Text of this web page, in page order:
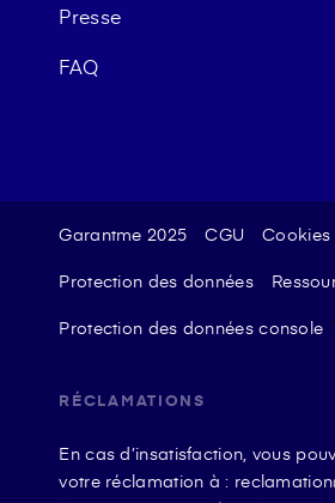
Presse
FAQ
Garantme 2025 CGU Cookies
Protection des données
Protection des données console
RÉCLAMATIONS
En cas d’insatisfaction, vous
votre réclamation à :